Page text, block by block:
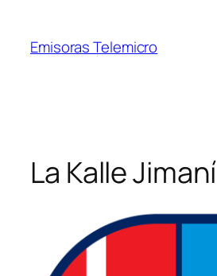
contenido
Emisoras Telemicro
La Kalle Jimaní